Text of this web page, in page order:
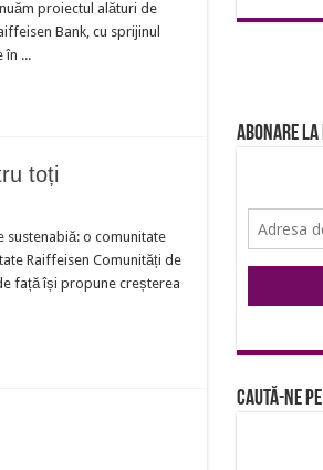
locuire proiectul alături de
Bank, cu sprijinul
în ...
toți
sustenabiă: o comunitate
Raiffeisen Comunități de
față își propune creșterea
Abonare
Caută-ne